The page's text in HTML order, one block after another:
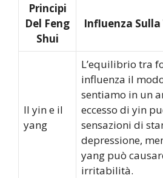
Principi
Del Feng
Shui
Influenza
Il yin e il
yang
L’equilibrio tra
influenza il
sentiamo in un
eccesso di yin
sensazioni di
depressione,
yang può
irritabilità.